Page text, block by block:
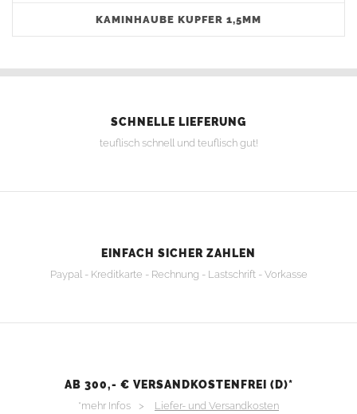
KAMINHAUBE KUPFER 1,5MM
SCHNELLE LIEFERUNG
teuflisch schnell und teuflisch gut!
EINFACH SICHER ZAHLEN
Paypal - Kreditkarte - Rechnung - Lastschrift - Vorkasse
AB 300,- € VERSANDKOSTENFREI (D)*
*mehr Infos > Liefer- und Versandkosten